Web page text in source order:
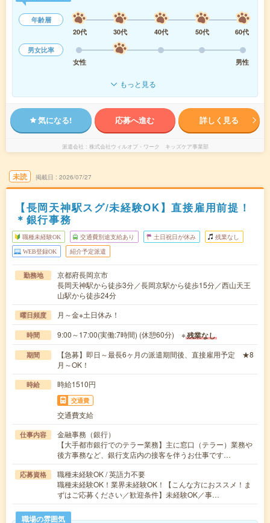
年齢層
20代
30代 40代 50代
60代
男女比率
女性
男性
もっと見る
気になる! 応募へ進む 詳しく見る
派遣会社 株式会社ウィルオブ・ワーク キッズケア事業部
未読 掲載日 2026/07/27
【長岡天神駅スグ/未経験OK】直接雇用前提！
＊銀行事務
職種未経験OK 交通費別途支給あり 土日祝日が休み 残業なし
WEB登録OK 紹介予定派遣
勤務地
京都府長岡京市
長岡天神駅から徒歩3分／長岡京駅から徒歩15分／西山天王
山駅から徒歩24分
曜日頻度 月～金※土日休み！
時間 9:00～17:00(実働:7時間) (休憩60分) ※残業なし
期間
【急募】即日～最長6ヶ月の派遣期間後、直接雇用予定 ★8
月～OK！
時給 時給1510円
交通費
交通費支給
仕事内容
金融事務（銀行）
【大手都市銀行でのテラー業務】主に窓口（テラー）業務や
後方事務など、銀行支店内の接客を伴うお仕事です…
応募資格
職種未経験OK / 英語力不要
職種未経験OK！業界未経験OK！【こんな方におススメ！ま
ずはご応募ください／歓迎条件】未経験OK／事…
職場の雰囲気